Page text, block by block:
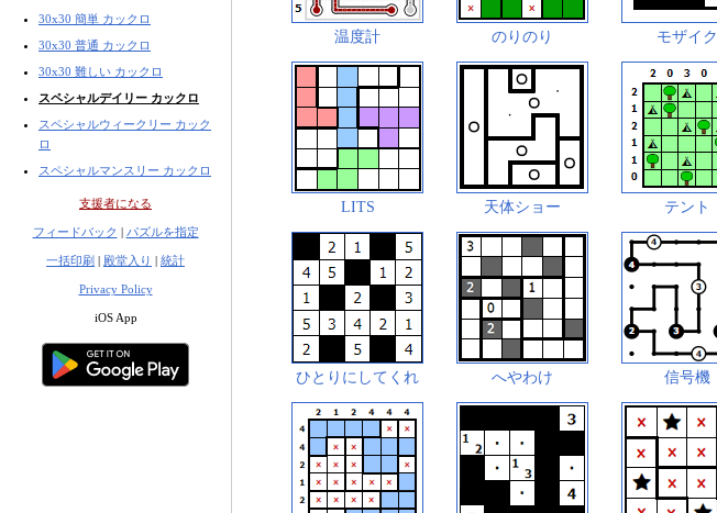
30x30 簡単 カックロ
30x30 普通 カックロ
30x30 難しい カックロ
スペシャルデイリー カックロ
スペシャルウィークリー カック
ロ
スペシャルマンスリー カックロ
支援者になる
フィードバック | パズルを指定
一括印刷 | 殿堂入り | 統計
Privacy Policy
iOS App
温度計 のりのり モザイク
LITS 天体ショー テント
ひとりにしてくれ へやわけ 信号機